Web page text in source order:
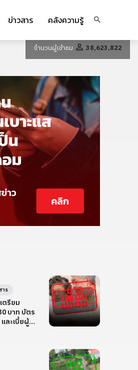
ข่าวสาร คลังความรู้
จำนวนผู้เข้าชม 38,623,822
ตรียม
บาท บัตร
ละเบี้ยผู้สูง
าร